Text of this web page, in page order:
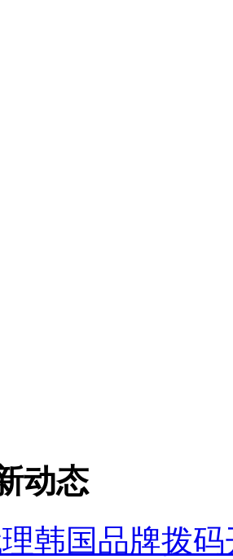
动态
韩国品牌拨